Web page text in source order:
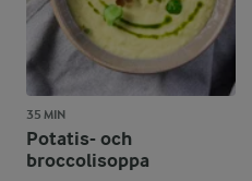
35 MIN
Potatis- och
broccolisoppa